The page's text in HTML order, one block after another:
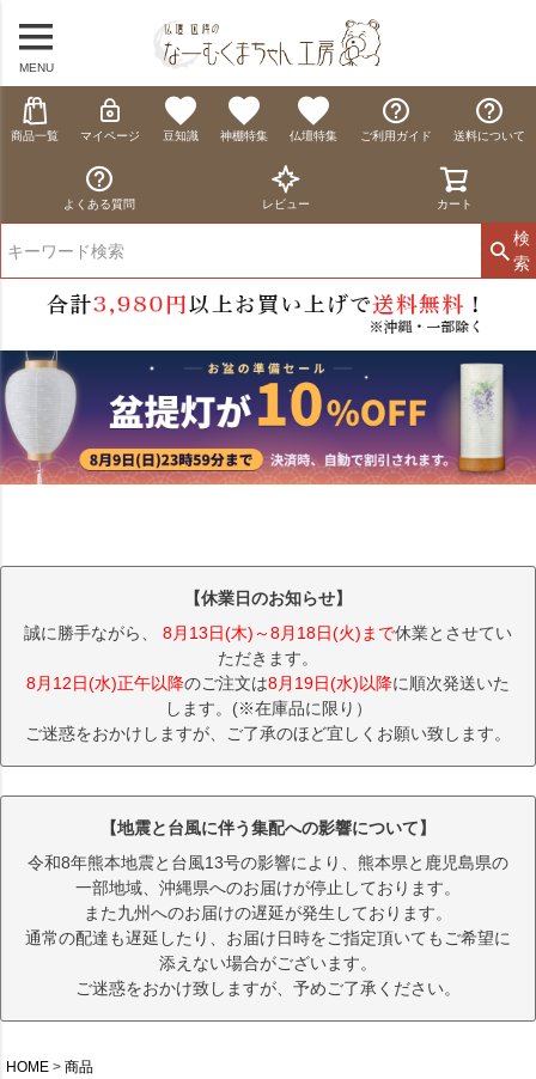
MENU
商品一覧 マイページ 豆知識 神棚特集 仏壇特集 ご利用ガイド 送料について
よくある質問 レビュー カート
検
索
【休業日のお知らせ】
誠に勝手ながら、 8月13日(木)～8月18日(火)まで休業とさせてい
ただきます。
8月12日(水)正午以降のご注文は8月19日(水)以降に順次発送いた
します。(※在庫品に限り）
ご迷惑をおかけしますが、ご了承のほど宜しくお願い致します。
【地震と台風に伴う集配への影響について】
令和8年熊本地震と台風13号の影響により、熊本県と鹿児島県の
一部地域、沖縄県へのお届けが停止しております。
また九州へのお届けの遅延が発生しております。
通常の配達も遅延したり、お届け日時をご指定頂いてもご希望に
添えない場合がございます。
ご迷惑をおかけ致しますが、予めご了承ください。
HOME
商品